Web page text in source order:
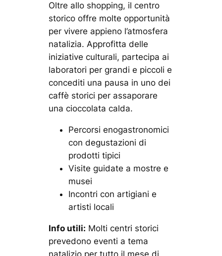
Oltre allo shopping, il centro
storico offre molte opportunità
per vivere appieno l’atmosfera
natalizia. Approfitta delle
iniziative culturali, partecipa ai
laboratori per grandi e piccoli e
concediti una pausa in uno dei
caffè storici per assaporare
una cioccolata calda.
Percorsi enogastronomici
con degustazioni di
prodotti tipici
Visite guidate a mostre e
musei
Incontri con artigiani e
artisti locali
Info utili: Molti centri storici
prevedono eventi a tema
natalizio per tutto il mese di